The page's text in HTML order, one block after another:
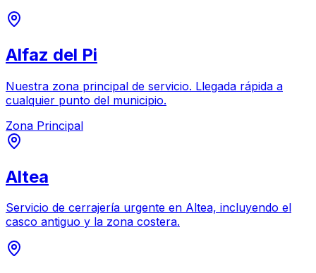
Alfaz del Pi
Nuestra zona principal de servicio. Llegada rápida a
cualquier punto del municipio.
Zona Principal
Altea
Servicio de cerrajería urgente en Altea, incluyendo el
casco antiguo y la zona costera.